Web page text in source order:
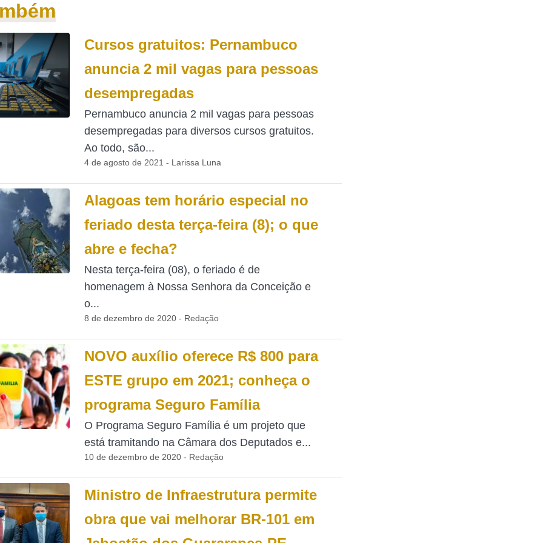
Cursos gratuitos: Pernambuco
anuncia 2 mil vagas para pessoas
desempregadas
Pernambuco anuncia 2 mil vagas para pessoas
desempregadas para diversos cursos gratuitos.
Ao todo, são...
4 de agosto de 2021 - Larissa Luna
Alagoas tem horário especial no
feriado desta terça-feira (8); o que
abre e fecha?
Nesta terça-feira (08), o feriado é de
homenagem à Nossa Senhora da Conceição e
o...
8 de dezembro de 2020 - Redação
NOVO auxílio oferece R$ 800 para
ESTE grupo em 2021; conheça o
programa Seguro Família
O Programa Seguro Família é um projeto que
está tramitando na Câmara dos Deputados e...
10 de dezembro de 2020 - Redação
Ministro de Infraestrutura permite
obra que vai melhorar BR-101 em